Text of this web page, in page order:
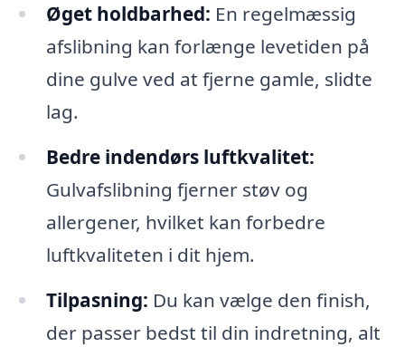
Øget holdbarhed: En regelmæssig
afslibning kan forlænge levetiden på
dine gulve ved at fjerne gamle, slidte
lag.
Bedre indendørs luftkvalitet:
Gulvafslibning fjerner støv og
allergener, hvilket kan forbedre
luftkvaliteten i dit hjem.
Tilpasning: Du kan vælge den finish,
der passer bedst til din indretning, alt